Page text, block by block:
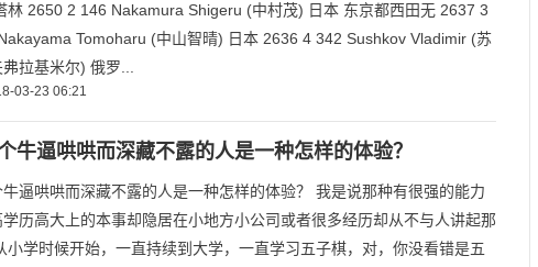
林 2650 2 146 Nakamura Shigeru (中村茂) 日本 东京都西田无 2637 3
Tomoharu (中山智晴) 日本 2636 4 342 Sushkov Vladimir (苏
拉基米尔) 俄罗...
03-23 06:21
牛逼哄哄而深藏不露的人是一种怎样的体验？
逼哄哄而深藏不露的人是一种怎样的体验？ 我是说那种有很强的能力
学历高大上的本事却隐居在小地方小公司或者很多经历却从不与人讲起那
小学时候开始，一直持续到大学，一直学习五子棋，对，你没看错是五